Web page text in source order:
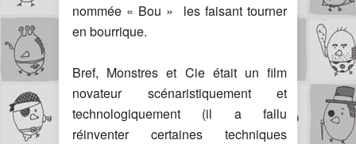
nommée « Bou » les faisant tourner
en bourrique.
Bref, Monstres et Cie était un film
novateur scénaristiquement et
technologiquement (il a fallu
réinventer certaines techniques